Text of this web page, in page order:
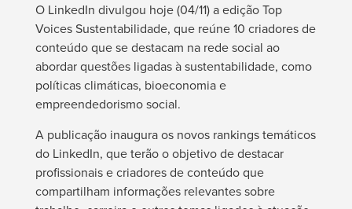
O LinkedIn divulgou hoje (04/11) a edição Top
Voices Sustentabilidade, que reúne 10 criadores de
conteúdo que se destacam na rede social ao
abordar questões ligadas à sustentabilidade, como
políticas climáticas, bioeconomia e
empreendedorismo social.
A publicação inaugura os novos rankings temáticos
do LinkedIn, que terão o objetivo de destacar
profissionais e criadores de conteúdo que
compartilham informações relevantes sobre